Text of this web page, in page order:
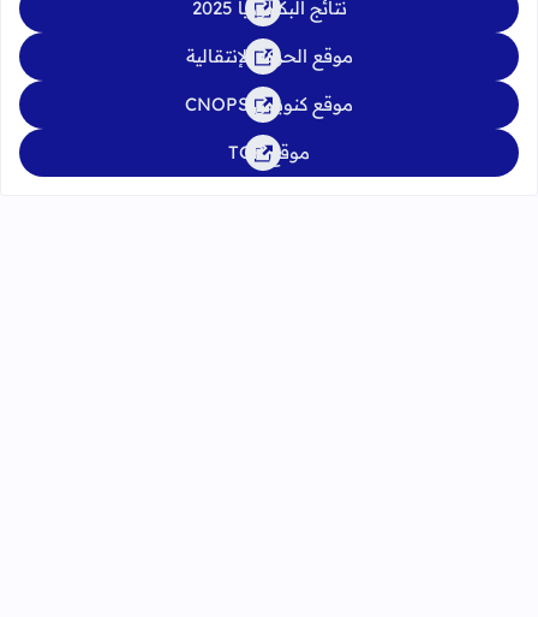
نتائج البكالوريا 2025
موقع الحركة الإنتقالية
موقع كنوبس CNOPS
موقع TGR